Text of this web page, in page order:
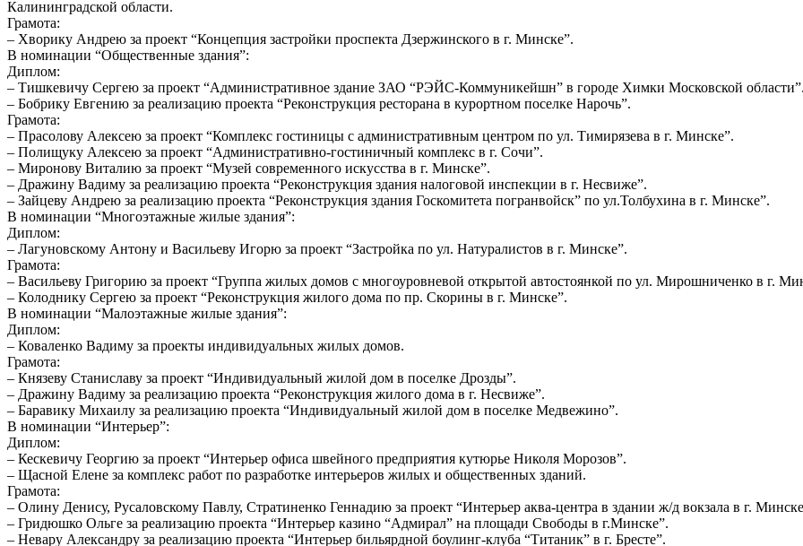
Калининградской области.
Грамота:
– Хворику Андрею за проект “Концепция застройки проспекта Дзержинского в г. Минске”.
В номинации “Общественные здания”:
Диплом:
– Тишкевичу Сергею за проект “Административное здание ЗАО “РЭЙС-Коммуникейшн” в городе Химки Московской области”.
– Бобрику Евгению за реализацию проекта “Реконструкция ресторана в курортном поселке Нарочь”.
Грамота:
– Прасолову Алексею за проект “Комплекс гостиницы с административным центром по ул. Тимирязева в г. Минске”.
– Полищуку Алексею за проект “Административно-гостиничный комплекс в г. Сочи”.
– Миронову Виталию за проект “Музей современного искусства в г. Минске”.
– Дражину Вадиму за реализацию проекта “Реконструкция здания налоговой инспекции в г. Несвиже”.
– Зайцеву Андрею за реализацию проекта “Реконструкция здания Госкомитета погранвойск” по ул.Толбухина в г. Минске”.
В номинации “Многоэтажные жилые здания”:
Диплом:
– Лагуновскому Антону и Васильеву Игорю за проект “Застройка по ул. Натуралистов в г. Минске”.
Грамота:
– Васильеву Григорию за проект “Группа жилых домов с многоуровневой открытой автостоянкой по ул. Мирошниченко в г.
– Колоднику Сергею за проект “Реконструкция жилого дома по пр. Скорины в г. Минске”.
В номинации “Малоэтажные жилые здания”:
Диплом:
– Коваленко Вадиму за проекты индивидуальных жилых домов.
Грамота:
– Князеву Станиславу за проект “Индивидуальный жилой дом в поселке Дрозды”.
– Дражину Вадиму за реализацию проекта “Реконструкция жилого дома в г. Несвиже”.
– Баравику Михаилу за реализацию проекта “Индивидуальный жилой дом в поселке Медвежино”.
В номинации “Интерьер”:
Диплом:
– Кескевичу Георгию за проект “Интерьер офиса швейного предприятия кутюрье Николя Морозов”.
– Щасной Елене за комплекс работ по разработке интерьеров жилых и общественных зданий.
Грамота:
– Олину Денису, Русаловскому Павлу, Стратиненко Геннадию за проект “Интерьер аква-центра в здании ж/д вокзала в г.
– Гридюшко Ольге за реализацию проекта “Интерьер казино “Адмирал” на площади Свободы в г.Минске”.
– Невару Александру за реализацию проекта “Интерьер бильярдной боулинг-клуба “Титаник” в г. Бресте”.